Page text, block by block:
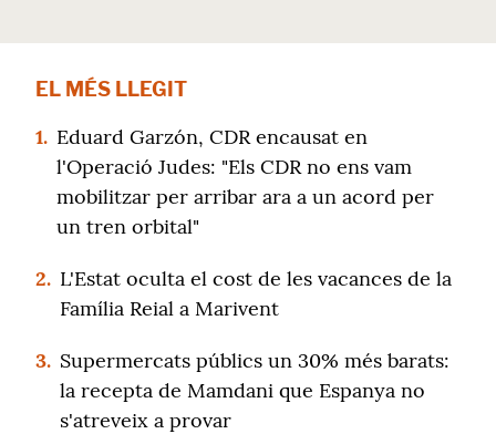
EL MÉS LLEGIT
1. Eduard Garzón, CDR encausat en
l'Operació Judes: "Els CDR no ens vam
mobilitzar per arribar ara a un acord per
un tren orbital"
2. L'Estat oculta el cost de les vacances de la
Família Reial a Marivent
3. Supermercats públics un 30% més barats:
la recepta de Mamdani que Espanya no
s'atreveix a provar